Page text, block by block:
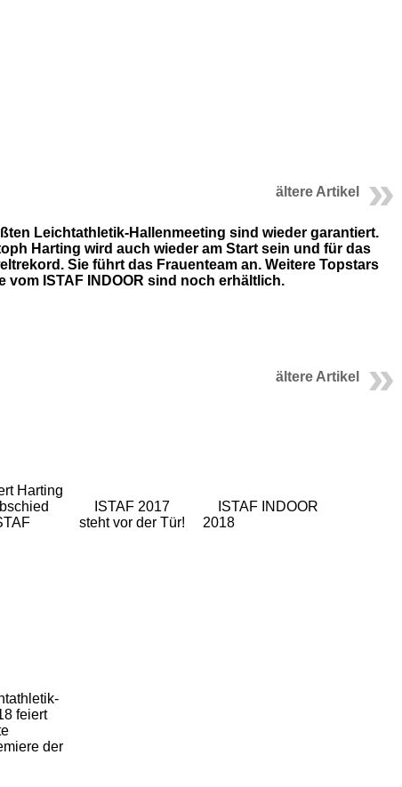
ältere Artikel
Leichtathletik-Hallenmeeting sind wieder garantiert.
Harting wird auch wieder am Start sein und für das
Sie führt das Frauenteam an. Weitere Topstars
ISTAF INDOOR sind noch erhältlich.
ältere Artikel
Harting
ISTAF 2017
steht vor der Tür!
ISTAF INDOOR
2018
feiert
der